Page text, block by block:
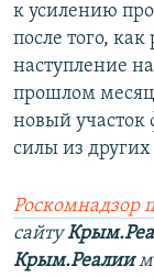
к усилению
после того,
наступление
прошлом
новый участок
силы из
Роскомнадзор
сайту
Крым.Реалии